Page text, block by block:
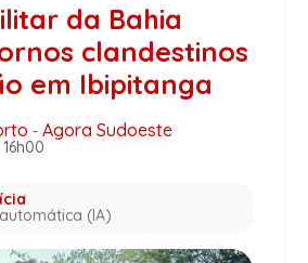
da Bahia
clandestinos
em Ibipitanga
- Agora Sudoeste
(IA)